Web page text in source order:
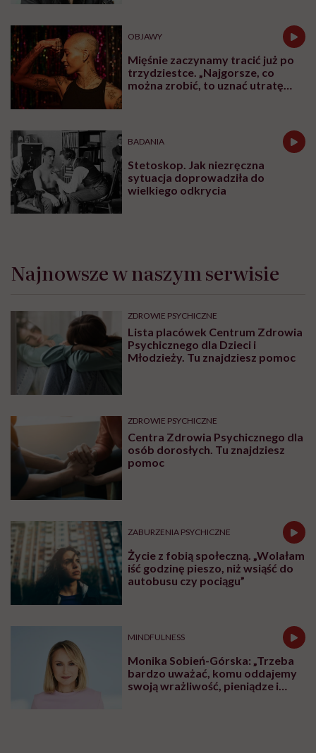
OBJAWY
Mięśnie zaczynamy tracić już po
trzydziestce. „Najgorsze, co
można zrobić, to uznać utratę
BADANIA
Stetoskop. Jak niezręczna
sytuacja doprowadziła do
wielkiego odkrycia
Najnowsze w naszym serwisie
ZDROWIE PSYCHICZNE
Lista placówek Centrum Zdrowia
Psychicznego dla Dzieci i
Młodzieży. Tu znajdziesz pomoc
ZDROWIE PSYCHICZNE
Centra Zdrowia Psychicznego dla
osób dorosłych. Tu znajdziesz
pomoc
ZABURZENIA PSYCHICZNE
Życie z fobią społeczną. „Wolałam
iść godzinę pieszo, niż wsiąść do
autobusu czy pociągu”
MINDFULNESS
Monika Sobień-Górska: „Trzeba
bardzo uważać, komu oddajemy
swoją wrażliwość, pieniądze i